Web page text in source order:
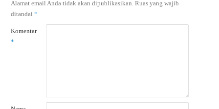
Alamat email Anda tidak akan dipublikasikan. Ruas yang wajib
ditandai *
Komentar
*